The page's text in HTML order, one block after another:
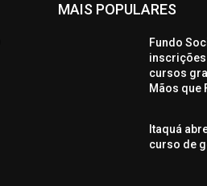
MAIS POPULARES
Fundo
inscrições
cursos
Mãos que
Itaquá
curso de